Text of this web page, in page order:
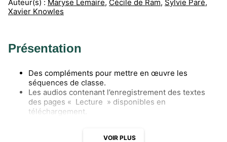
Auteur(s) : Maryse Lemaire, Cécile de Ram, Sylvie Paré,
Xavier Knowles
Présentation
Des compléments pour mettre en œuvre les
séquences de classe.
Les audios contenant l’enregistrement des textes
des pages « Lecture » disponibles en
téléchargement.
VOIR PLUS